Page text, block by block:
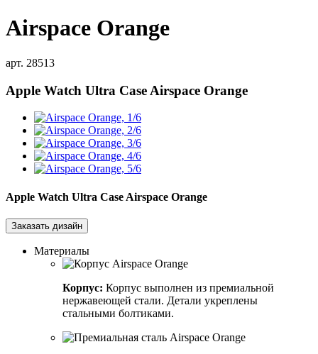
Airspace Orange
арт. 28513
Apple Watch Ultra Case Airspace Orange
Apple Watch Ultra Case Airspace Orange
Заказать дизайн
Материалы
Корпус: Корпус выполнен из премиальной
нержавеющей стали. Детали укреплены
стальными болтиками.